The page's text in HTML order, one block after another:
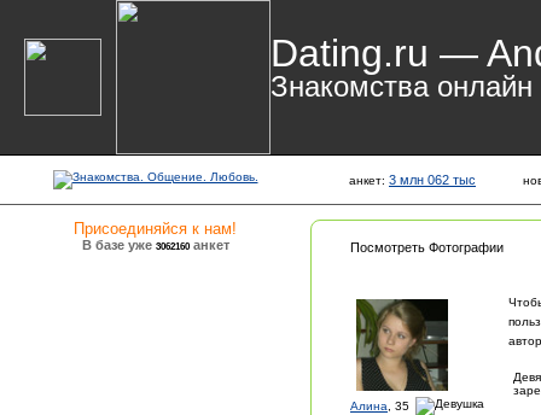
Dating.ru —
Знакомства онлайн
анкет: 3 млн 062 тыс
Присоединяйся к нам!
В базе уже 3062160анкет Посмотреть Фотографии
Алина , 35